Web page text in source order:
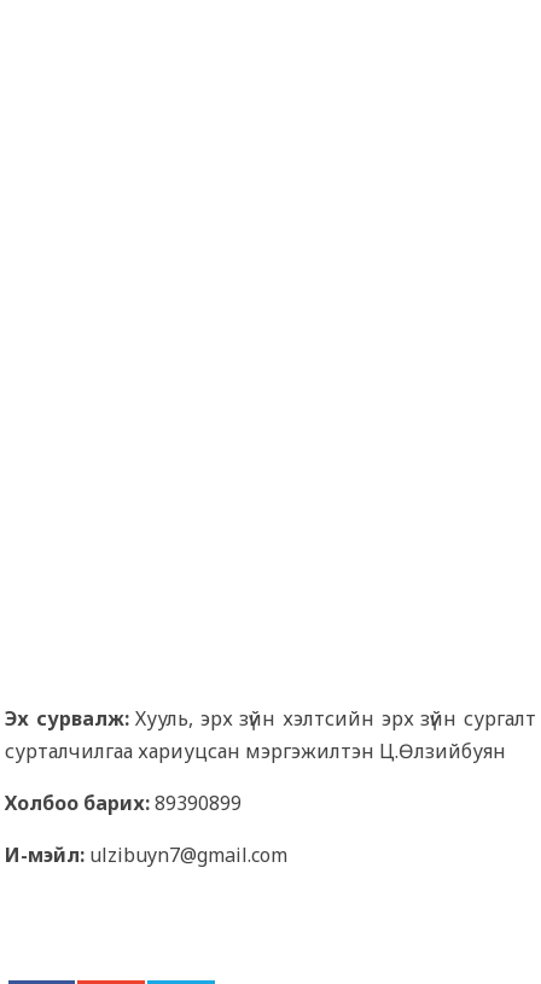
Эх сурвалж:Хууль, эрх зүйн хэлтсийн эрх зүйн сургалт
сурталчилгаа хариуцсан мэргэжилтэн Ц.Өлзийбуян
Холбоо барих:89390899
И-мэйл: ulzibuyn7@gmail.com